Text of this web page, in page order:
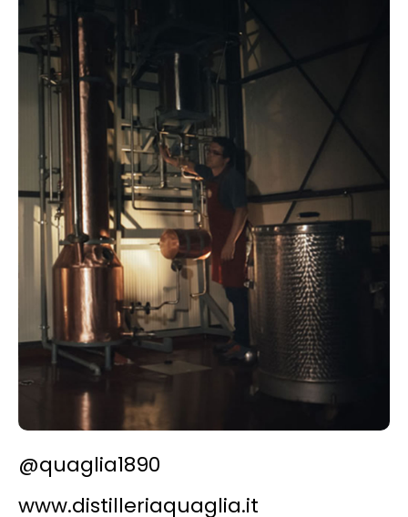
@quaglia1890
www.distilleriaquaglia.it